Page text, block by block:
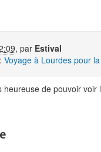
, par Estival
Voyage à Lourdes pour
heureuse de pouvoir